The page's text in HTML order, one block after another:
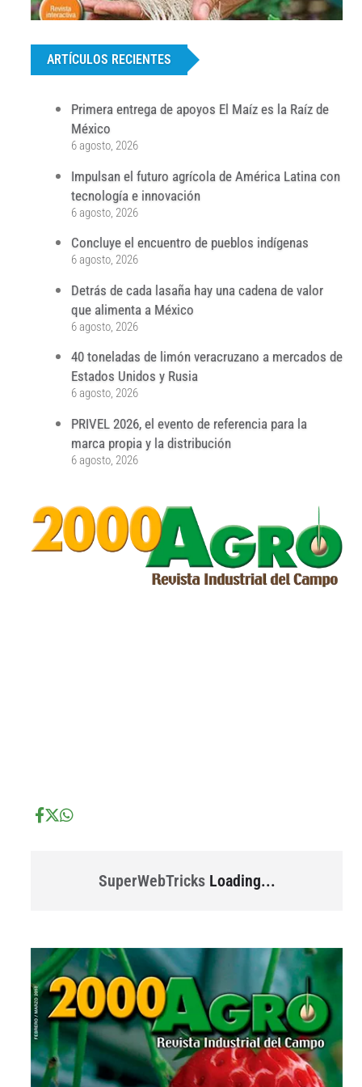
ARTÍCULOS RECIENTES
Primera entrega de apoyos El Maíz es la Raíz de
México
6 agosto, 2026
Impulsan el futuro agrícola de América Latina con
tecnología e innovación
6 agosto, 2026
Concluye el encuentro de pueblos indígenas
6 agosto, 2026
Detrás de cada lasaña hay una cadena de valor
que alimenta a México
6 agosto, 2026
40 toneladas de limón veracruzano a mercados de
Estados Unidos y Rusia
6 agosto, 2026
PRIVEL 2026, el evento de referencia para la
marca propia y la distribución
6 agosto, 2026
SuperWebTricksLoading...